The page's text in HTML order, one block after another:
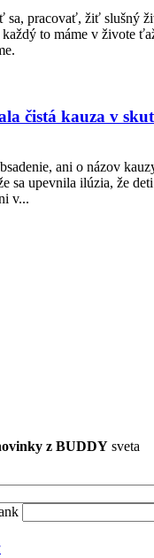
sa, pracovať, žiť slušný
to máme v živote
čistá kauza v
ani o názov
sa upevnila ilúzia, že
v...
z BUDDY sveta